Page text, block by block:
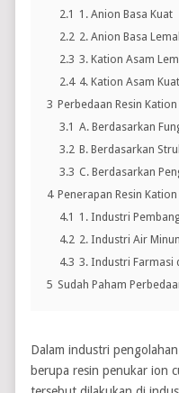
2.1 1. Anion Basa Kuat
2.2 2. Anion Basa
2.3 3. Kation Asam
2.4 4. Kation Asam Kuat
3 Perbedaan Resin
3.1 A. Berdasarkan
3.2 B. Berdasarkan
3.3 C. Berdasarkan
4 Penerapan Resin
4.1 1. Industri
4.2 2. Industri Air
4.3 3. Industri Farmasi
5 Sudah Paham
Dalam industri
berupa resin penukar ion